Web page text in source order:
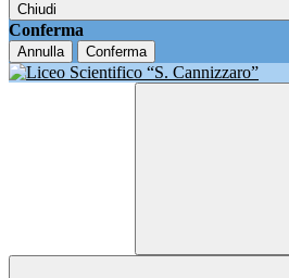
Chiudi
Conferma
Annulla Conferma